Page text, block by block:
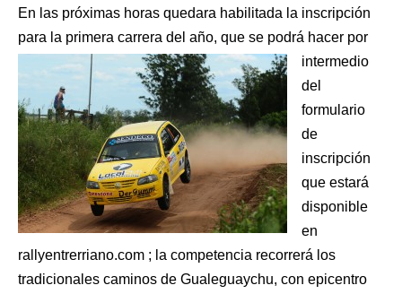
En las próximas horas quedara habilitada la inscripción
para la primera carrera del año, que se podrá hacer por
intermedio
del
formulario
de
inscripción
que estará
disponible
en
rallyentrerriano.com ; la competencia recorrerá los
tradicionales caminos de Gualeguaychu, con epicentro